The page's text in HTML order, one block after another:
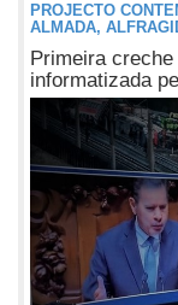
PROJECTO
ALMADA,
Primeira
informatizada